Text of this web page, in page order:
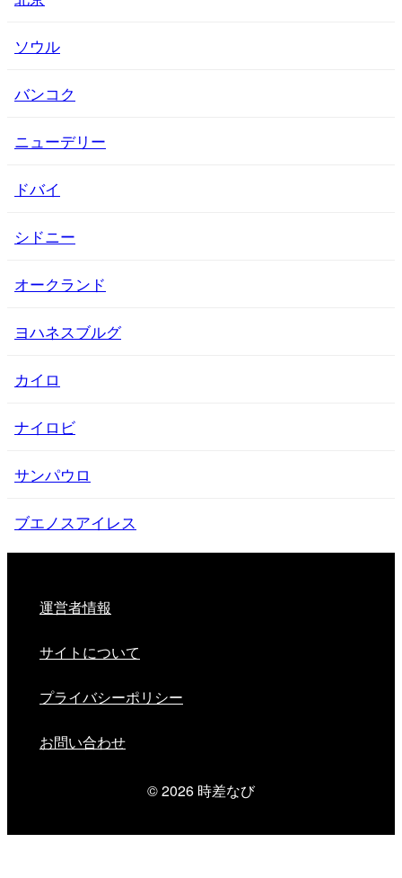
ソウル
バンコク
ニューデリー
ドバイ
シドニー
オークランド
ヨハネスブルグ
カイロ
ナイロビ
サンパウロ
ブエノスアイレス
運営者情報
サイトについて
プライバシーポリシー
お問い合わせ
© 2026 時差なび